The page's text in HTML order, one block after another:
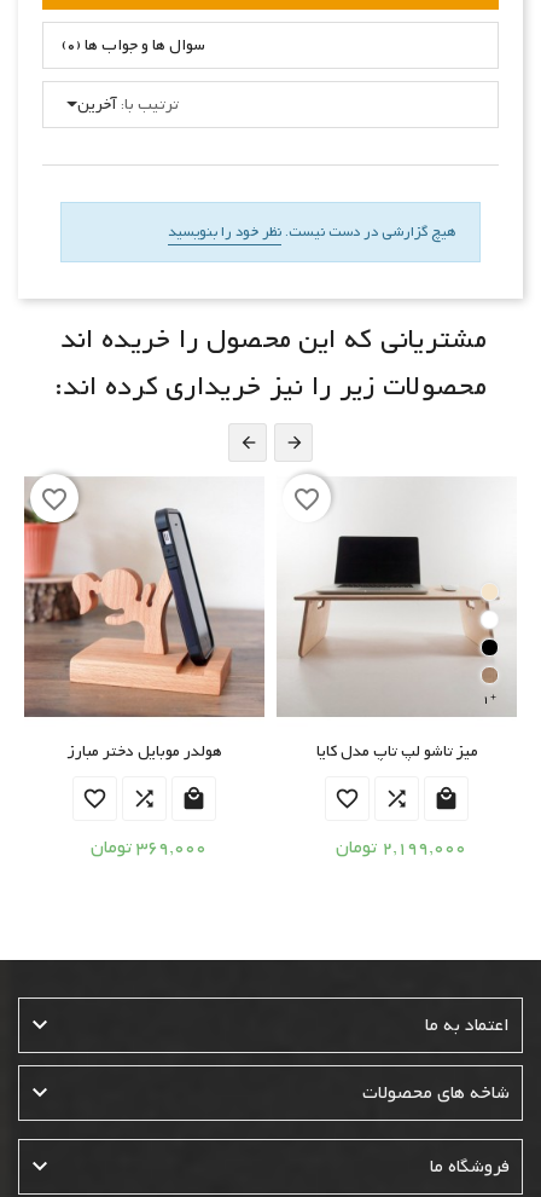
سوال ها و جواب ها (0)
ترتیب با: آخرین
هیچ گزارشی در دست نیست. نظر خود را بنویسید
مشتریانی که این محصول را خریده اند
محصولات زیر را نیز خریداری کرده اند:
 
هولدر موبایل دختر مبارز



369,000 تومان
favorite_border
1 
میز تاشو لپ تاپ مدل کایا



2,199,000 تومان
favorite_border
اعتماد به ما 
شاخه های محصولات 
فروشگاه ما 